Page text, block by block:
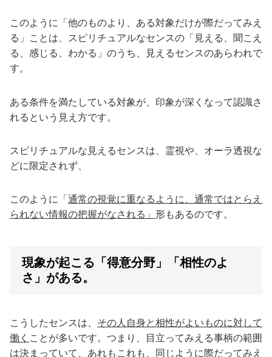
このように「他のものより、ある対象だけが際だってみえ
る」ことは、スピリチュアルなセンスの「見える、聞こえ
る、感じる、わかる」のうち、見えるセンスのあらわれで
す。
ある条件を満たしている対象が、印象が深くなって認識さ
れるという見え方です。
スピリチュアルな見えるセンスは、霊視や、オーラ透視な
どに限定されず、
このように「 通常の視覚に重なるように、通常ではとらえ
られない情報の把握がなされる」 形もあるのです。
現象が起こる「得意分野」「相性のよ
さ」がある。
こうしたセンスは、 その人自身と相性がよいものに対して
働く ことが多いです。つまり、目立ってみえる事柄の範囲
は決まっていて、あれもこれも、同じように際だってみえ